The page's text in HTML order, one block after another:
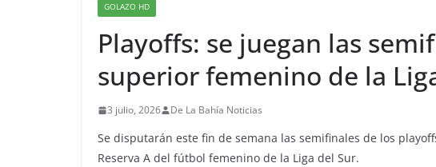
GOLAZO HD
Playoffs: se juegan las
superior femenino de la
3 julio, 2026 De La Bahía Noticias
Se disputarán este fin de semana las semifinales de los
Reserva A del fútbol femenino de la Liga del Sur.